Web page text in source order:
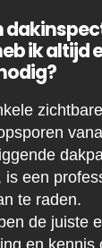
ik altijd
zichtbare
is een
te raden.
de juiste